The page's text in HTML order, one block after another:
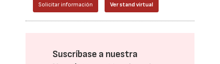
Solicitar información Ver stand virtual
Suscríbase a nuestra